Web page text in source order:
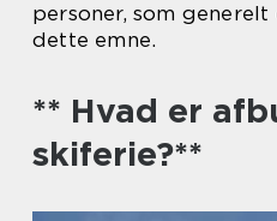
personer, som
dette emne.
** Hvad er
skiferie?**